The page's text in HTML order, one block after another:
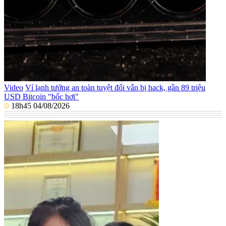
Video Ví lạnh tưởng an toàn tuyệt đối vẫn bị hack, gần 89 triệu
USD Bitcoin "bốc hơi"
18h45 04/08/2026